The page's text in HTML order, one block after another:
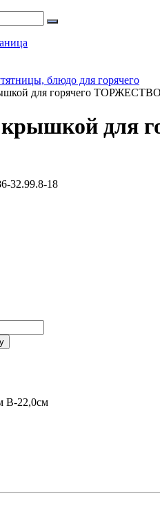
блюдо для горячего
для горячего ТОРЖЕСТВО
крышкой для
32.99.8-18
В-22,0см